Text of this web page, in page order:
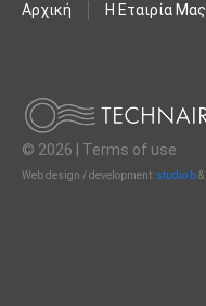
Αρχική Η Εταιρία Μας
© 2026 | Terms of use
Web design / development: studio b&